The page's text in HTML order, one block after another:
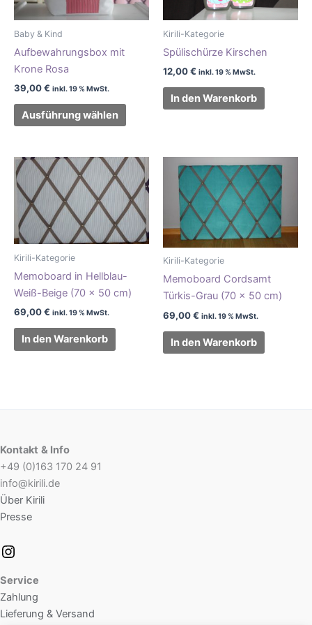
Baby & Kind
Aufbewahrungsbox mit
Krone Rosa
39,00€ inkl. 19 % MwSt.
Ausführung wählen
Varianten
auf.
Optionen
der
werden
Kirili-Kategorie
Spülischürze Kirschen
12,00€ inkl. 19 % MwSt.
In den Warenkorb
Kirili-Kategorie
Memoboard in Hellblau-
Weiß-Beige (70 x 50 cm)
69,00€ inkl. 19 % MwSt.
In den Warenkorb
Kirili-Kategorie
Memoboard Cordsamt
Türkis-Grau (70 x 50 cm)
69,00€ inkl. 19 % MwSt.
In den Warenkorb
Kontakt & Info
+49 (0)163 170 24 91
info@kirili.de
Über Kirili
Presse
Service
Zahlung
Lieferung & Versand